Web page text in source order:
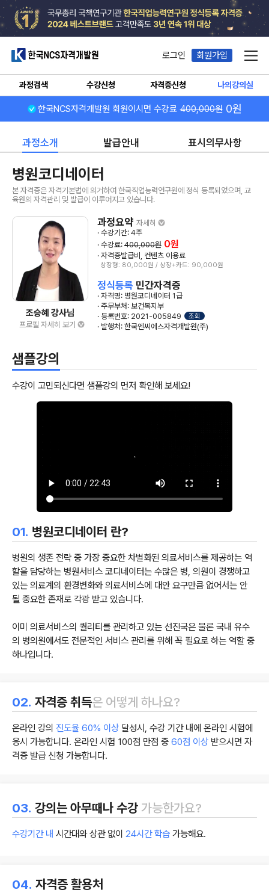
한국NCS자격개발원 로그인 회원가입 메뉴
과정검색 수강신청 자격증신청 나의강의실
한국NCS자격개발원 회원이시면 수강료 400,000원 0원
과정소개 발급안내 표시의무사항
병원코디네이터
본 자격증은 자격기본법에 의거하여 한국직업능력연구원에 정식 등록되었으며, 교
육원의 자격관리 및 발급이 이루어지고 있습니다.
조승혜 강사님
프로필 자세히 보기
과정요약 자세히
· 수강기간: 4주
· 수강료: 400,000원 0원
· 자격증발급비, 컨텐츠 이용료
상장형: 80,000원 / 상장+카드: 90,000원
정식등록 민간자격증
· 자격명: 병원코디네이터 1급
· 주무부처: 보건복지부
· 등록번호: 2021-005849
조회
· 발행처: 한국엔씨에스자격개발원(주)
샘플강의
수강이 고민되신다면 샘플강의 먼저 확인해 보세요!
01. 병원코디네이터 란?
병원의 생존 전략 중 가장 중요한 차별화된 의료서비스를 제공하는 역
할을 담당하는 병원서비스 코디네이터는 수많은 병, 의원이 경쟁하고
있는 의료계의 환경변화와 의료서비스에 대안 요구만큼 없어서는 안
될 중요한 존재로 각광 받고 있습니다.
이미 의료서비스의 퀄리티를 관리하고 있는 선진국은 물론 국내 유수
의 병의원에서도 전문적인 서비스 관리를 위해 꼭 필요로 하는 역할 중
하나입니다.
02. 자격증 취득은 어떻게 하나요?
온라인 강의 진도율 60% 이상 달성시, 수강 기간 내에 온라인 시험에
응시 가능합니다. 온라인 시험 100점 만점 중 60점 이상 받으시면 자
격증 발급 신청 가능합니다.
03. 강의는 아무때나 수강 가능한가요?
수강기간 내 시간대와 상관 없이 24시간 학습 가능해요.
04. 자격증 활용처